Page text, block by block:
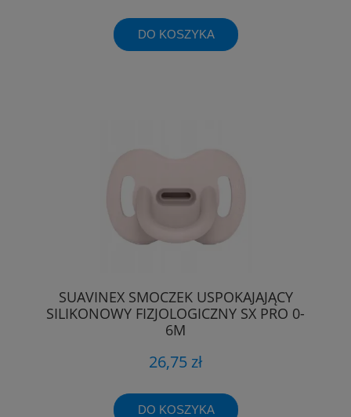
DO KOSZYKA
SUAVINEX SMOCZEK USPOKAJAJĄCY
SILIKONOWY FIZJOLOGICZNY SX PRO 0-
6M
26,75 zł
DO KOSZYKA